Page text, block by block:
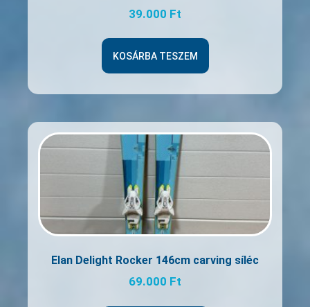
39.000 Ft
KOSÁRBA TESZEM
Elan Delight Rocker 146cm carving síléc
69.000 Ft